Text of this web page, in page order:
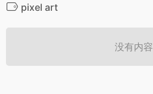
pixel art
没有内容